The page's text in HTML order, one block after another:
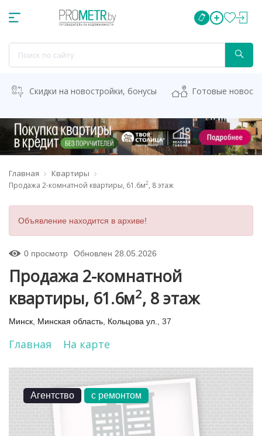
Скидки на новостройки, бонусы Готовые
Главная Квартиры
Продажа 2-комнатной квартиры, 61.6м2, 8 этаж
Объявление находится в архиве!
0 просмотр Обновлен 28.05.2026
Продажа 2-комнатной
квартиры, 61.6м2, 8 этаж
Минск Минская область Кольцова ул. , 37
Главная На карте
Агентство с ремонтом